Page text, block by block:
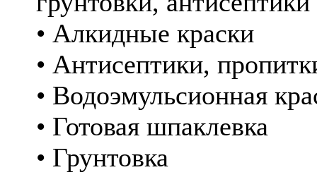
• Алкидные краски
• Антисептики,
• Водоэмульсионная
• Готовая шпаклевка
• Грунтовка